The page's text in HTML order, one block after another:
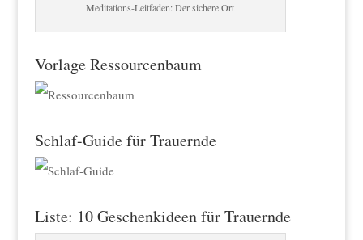
Meditations-Leitfaden: Der sichere Ort
Vorlage Ressourcenbaum
Schlaf-Guide für Trauernde
Liste: 10 Geschenkideen für Trauernde